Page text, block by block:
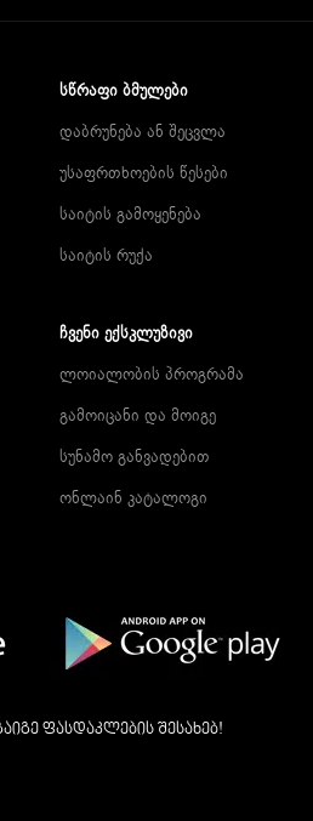
ᲡᲬᲠᲐᲤᲘ ᲑᲛᲣᲚᲔᲑᲘ
დაბრუნება ან შეცვლა
უსაფრთხოების წესები
საიტის გამოყენება
საიტის რუქა
ᲩᲕᲔᲜᲘ ᲔᲥᲡᲙᲚᲣᲖᲘᲕᲘ
ლოიალობის პროგრამა
გამოიცანი და მოიგე
სუნამო განვადებით
ონლაინ კატალოგი
ფასდაკლების შესახებ!